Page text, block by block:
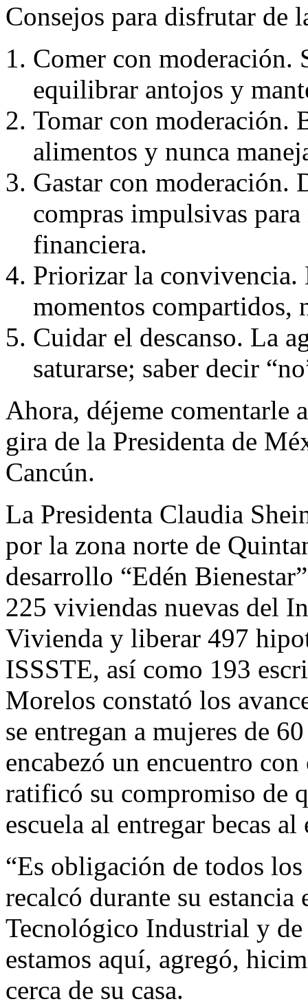
Consejos para disfrutar de
Comer con moderación.
equilibrar antojos y
Tomar con moderación.
alimentos y nunca
Gastar con moderación.
compras impulsivas
financiera.
Priorizar la convivencia.
momentos compartidos,
Cuidar el descanso. La
saturarse; saber decir
Ahora, déjeme comentarle
gira de la Presidenta de
Cancún.
La Presidenta Claudia
por la zona norte de
desarrollo “Edén
225 viviendas nuevas del
Vivienda y liberar 497
ISSSTE, así como 193
Morelos constató los
se entregan a mujeres de
encabezó un encuentro
ratificó su compromiso de
escuela al entregar becas
“Es obligación de todos
recalcó durante su
Tecnológico Industrial y
estamos aquí, agregó,
cerca de su casa.